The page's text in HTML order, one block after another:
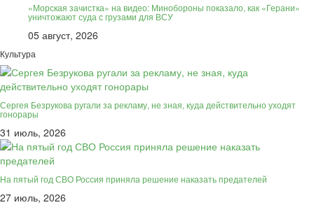
«Морская зачистка» на видео: Минобороны показало, как «Герани»
уничтожают суда с грузами для ВСУ
05 август, 2026
Культура
Сергея Безрукова ругали за рекламу, не зная, куда действительно уходят
гонорары
31 июль, 2026
На пятый год СВО Россия приняла решение наказать предателей
27 июль, 2026